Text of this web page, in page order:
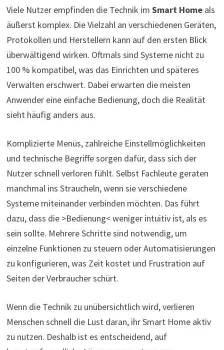
Viele Nutzer empfinden die Technik im Smart Homeals
äußerst komplex. Die Vielzahl an verschiedenen Geräten,
Protokollen und Herstellern kann auf den ersten Blick
überwältigend wirken. Oftmals sind Systeme nicht zu
100 % kompatibel, was das Einrichten und späteres
Verwalten erschwert. Dabei erwarten die meisten
Anwender eine einfache Bedienung, doch die Realität
sieht häufig anders aus.
Komplizierte Menüs, zahlreiche Einstellmöglichkeiten
und technische Begriffe sorgen dafür, dass sich der
Nutzer schnell verloren fühlt. Selbst Fachleute geraten
manchmal ins Straucheln, wenn sie verschiedene
Systeme miteinander verbinden möchten. Das führt
dazu, dass die >Bedienung< weniger intuitiv ist, als es
sein sollte. Mehrere Schritte sind notwendig, um
einzelne Funktionen zu steuern oder Automatisierungen
zu konfigurieren, was Zeit kostet und Frustration auf
Seiten der Verbraucher schürt.
Wenn die Technik zu unübersichtlich wird, verlieren
Menschen schnell die Lust daran, ihr Smart Home aktiv
zu nutzen. Deshalb ist es entscheidend, auf